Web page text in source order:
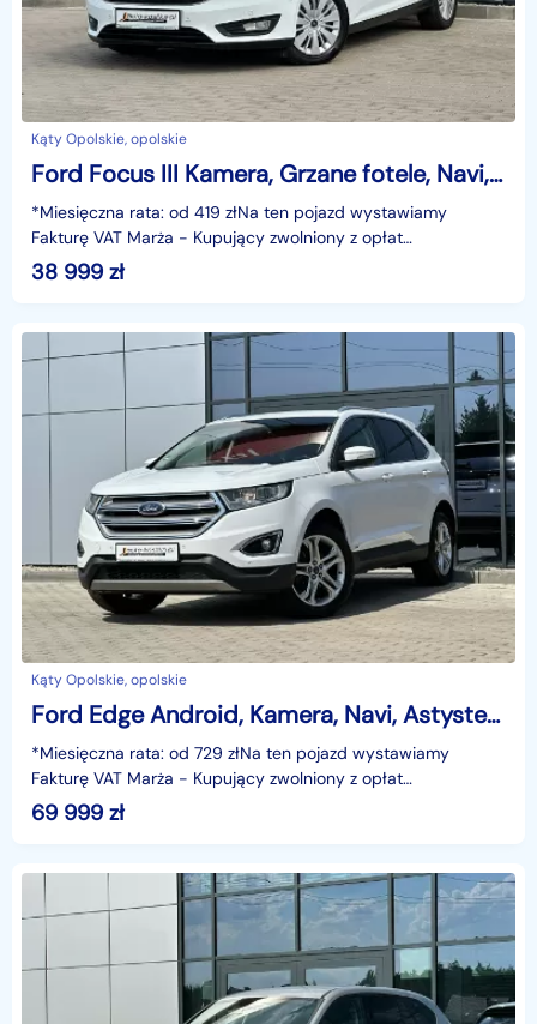
Kąty Opolskie, opolskie
Ford Focus III Kamera, Grzane fotele, Navi, Tempomat, Climatronic, Czujniki,GWARANC
*Miesięczna rata: od 419 złNa ten pojazd wystawiamy
Fakturę VAT Marża - Kupujący zwolniony z opłat
skarbowych.Gwarancja: 6 miesięcy.Cechy
szczególne:Ekonomiczny
38 999 zł
Kąty Opolskie, opolskie
Ford Edge Android, Kamera, Navi, Astystenci, Grzane fot. GWARANCJA, Bezwypadek
*Miesięczna rata: od 729 złNa ten pojazd wystawiamy
Fakturę VAT Marża - Kupujący zwolniony z opłat
skarbowych.Gwarancja: 6 miesięcy.Cechy szczególne:silnik
69 999 zł